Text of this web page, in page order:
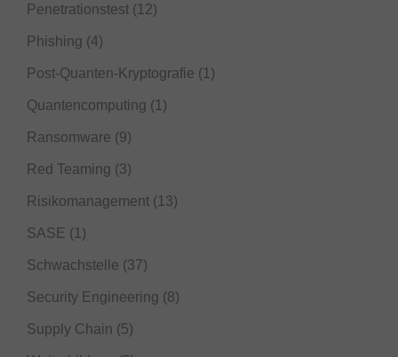
Penetrationstest (12)
Phishing (4)
Post-Quanten-Kryptografie (1)
Quantencomputing (1)
Ransomware (9)
Red Teaming (3)
Risikomanagement (13)
SASE (1)
Schwachstelle (37)
Security Engineering (8)
Supply Chain (5)